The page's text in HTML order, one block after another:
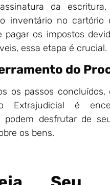
da escritura,
inventário no cartório
pagar os impostos
essa etapa é crucial.
do
os passos concluídos,
Extrajudicial é
podem desfrutar de
os bens.